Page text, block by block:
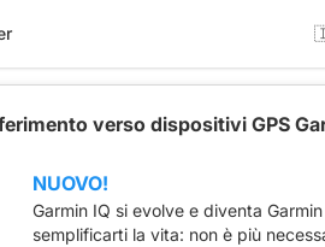
verso dispositivi GPS
NUOVO!
Garmin IQ si evolve e diventa
semplificarti la vita: non è più